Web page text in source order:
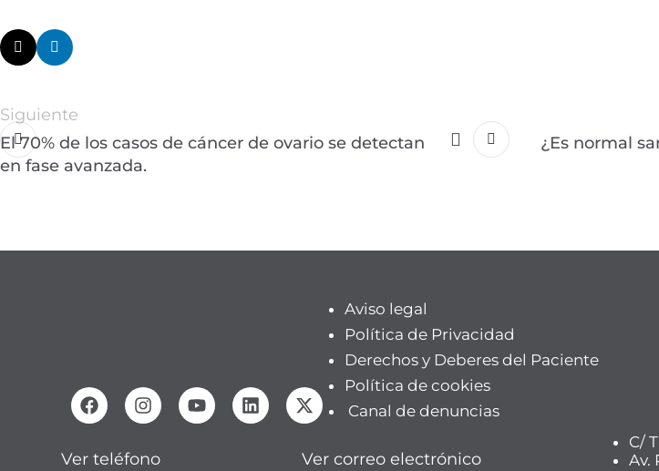
Siguiente
El 70% de los casos de cáncer de ovario se detectan
en fase avanzada.
¿Es normal
Aviso legal
Política de Privacidad
Derechos y Deberes del Paciente
Política de cookies
Canal de denuncias
Ver teléfono Ver correo electrónico
C/
Av.